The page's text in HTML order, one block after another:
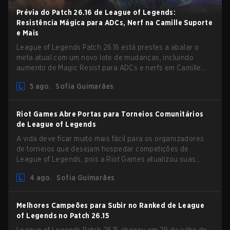
Prévia do Patch 26.16 de League of Legends:
Resistência Mágica para ADCs, Nerf na Camille Suporte
e Mais
League of Legends Patch 26.16 está prestes a abalar o
meta atual com um novo lote de mudanças, incluindo
aumento de Magic Resist para ADCs e nerfs em Camille
5 ago.
Sofia Guimarães
Riot Games Abre Portas para Torneios Comunitários
de League of Legends
A vida deve ficar muito mais fácil para os organizadores
de torneios que desejam hospedar competições de
League of Legends, pois a Riot Games atualizou suas
removem várias restrições desatualizadas.
4 ago. Sofia Guimarães
Melhores Campeões para Subir no Ranked de League
of Legends no Patch 26.15